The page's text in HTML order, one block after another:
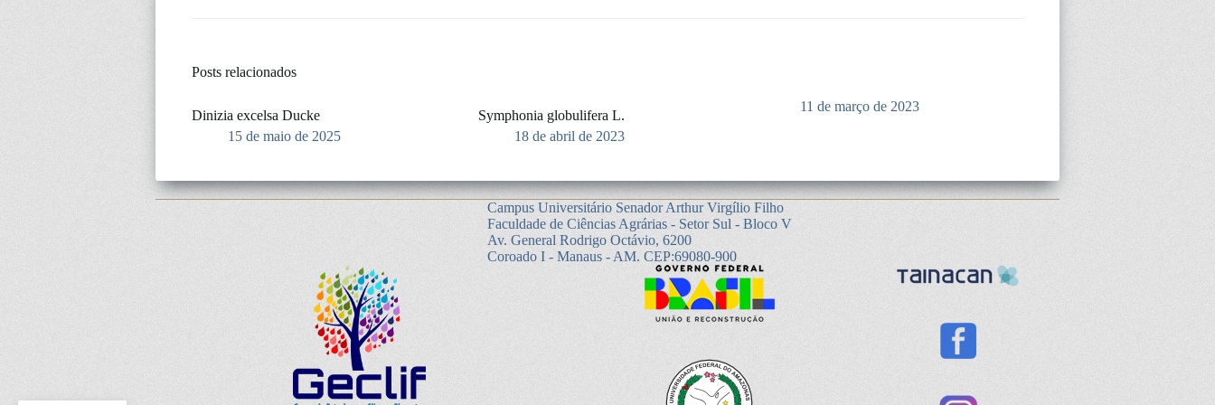
Posts relacionados
Dinizia excelsa Ducke
15 de maio de 2025
Symphonia globulifera L.
18 de abril de 2023
11 de março de 2023
Campus Universitário Senador Arthur Virgílio Filho
Faculdade de Ciências Agrárias - Setor Sul - Bloco V
Av. General Rodrigo Octávio, 6200
Coroado I - Manaus - AM. CEP:69080-900